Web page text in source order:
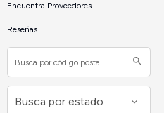
Encuentra Proveedores
Reseñas